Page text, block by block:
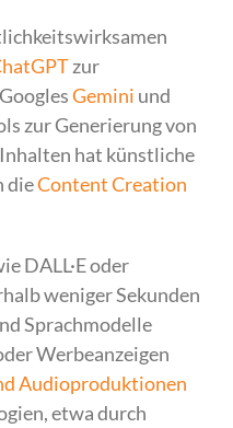
zur
Gemini und
zur Generierung von
hat künstliche
dieContent Creation
DALL·E oder
weniger Sekunden
Sprachmodelle
Werbeanzeigen
Audioproduktionen
etwa durch